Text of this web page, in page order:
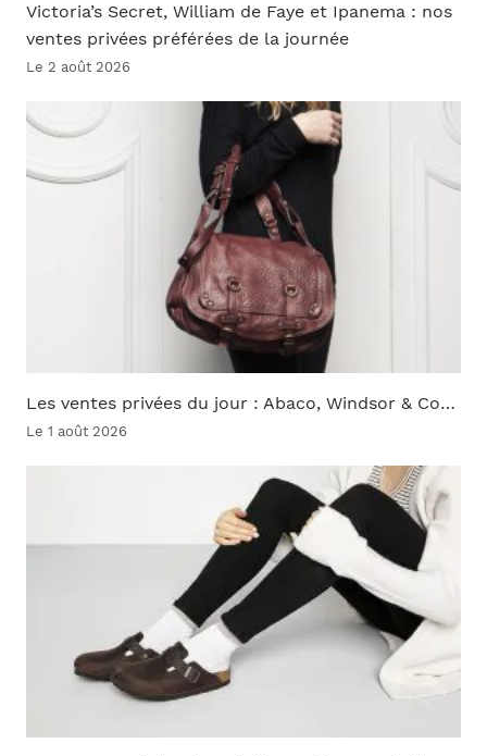
Victoria’s Secret, William de Faye et Ipanema : nos
ventes privées préférées de la journée
Le 2 août 2026
Les ventes privées du jour : Abaco, Windsor & Co…
Le 1 août 2026